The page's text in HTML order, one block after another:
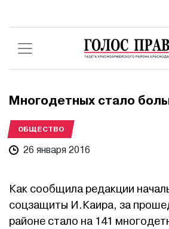
Многодетных стало
ОБЩЕСТВО
26 января 2016
Как сообщила редакции
соцзащиты И.Каира, за
районе стало на 141